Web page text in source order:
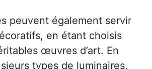
peuvent également servir
en étant choisis
œuvres d’art. En
types de luminaires,